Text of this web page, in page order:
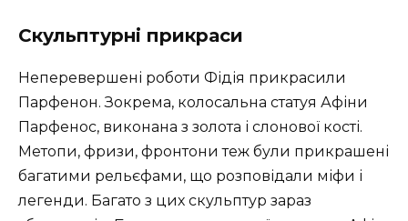
Скульптурні прикраси
Неперевершені роботи Фідія прикрасили
Парфенон. Зокрема, колосальна статуя Афіни
Парфенос, виконана з золота і слонової кості.
Метопи, фризи, фронтони теж були прикрашені
багатими рельєфами, що розповідали міфи і
легенди. Багато з цих скульптур зараз